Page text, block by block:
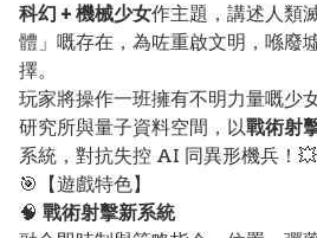
科幻 + 機械少女作主題，講述人類
體」嘅存在，為咗重啟文明，喺廢
擇。
玩家將操作一班擁有不明力量嘅少
研究所與量子資料空間，以戰術射
系統，對抗失控 AI 同異形機兵！💥
🎯【遊戲特色】
🧠 戰術射擊新系統